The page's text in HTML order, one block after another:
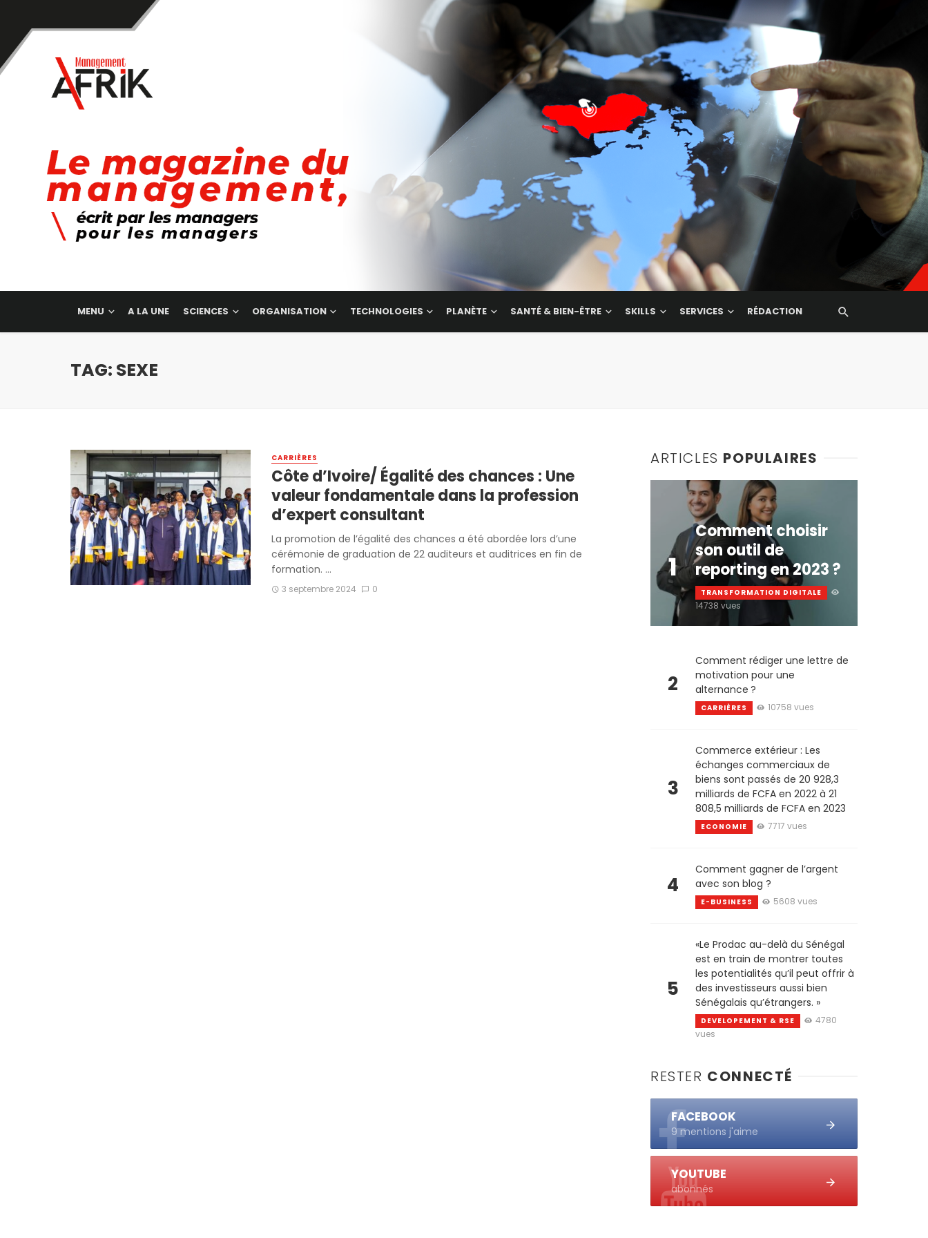
MENU A LA UNE SCIENCES ORGANISATION TECHNOLOGIES PLANÈTE SANTÉ & BIEN-ÊTRE SKILLS SERVICES RÉDACTION
TAG: SEXE
CARRIÈRES
Côte d’Ivoire/ Égalité des chances : Une
valeur fondamentale dans la profession
d’expert consultant
La promotion de l’égalité des chances a été abordée lors d’une
cérémonie de graduation de 22 auditeurs et auditrices en fin de
formation. ...
3 septembre 2024 0
ARTICLES POPULAIRES
1
Comment choisir
son outil de
reporting en 2023 ?
TRANSFORMATION DIGITALE
14738 vues
2
Comment rédiger une lettre de
motivation pour une
alternance ?
CARRIÈRES 10758 vues
3
Commerce extérieur : Les
échanges commerciaux de
biens sont passés de 20 928,3
milliards de FCFA en 2022 à 21
808,5 milliards de FCFA en 2023
ECONOMIE 7717 vues
4
Comment gagner de l’argent
avec son blog ?
E-BUSINESS 5608 vues
5
«Le Prodac au-delà du Sénégal
est en train de montrer toutes
les potentialités qu’il peut offrir à
des investisseurs aussi bien
Sénégalais qu’étrangers. »
DEVELOPEMENT & RSE
4780
vues
RESTER CONNECTÉ
FACEBOOK
9 mentions j'aime
YOUTUBE
abonnés